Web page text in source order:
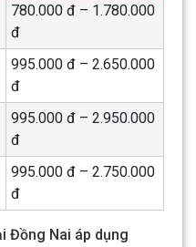
780.000 đ – 1.780.000
đ
995.000 đ – 2.650.000
đ
995.000 đ – 2.950.000
đ
995.000 đ – 2.750.000
đ
Đồng Nai áp dụng